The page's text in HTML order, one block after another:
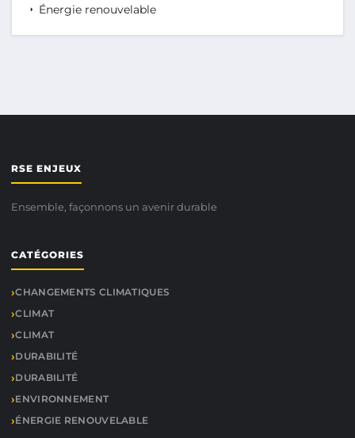
Énergie renouvelable
RSE ENJEUX
Ensemble, façonnons un avenir durable
CATÉGORIES
CHANGEMENTS CLIMATIQUES
CLIMAT
CLIMAT
DURABILITÉ
DURABILITÉ
ENVIRONNEMENT
ÉNERGIE RENOUVELABLE